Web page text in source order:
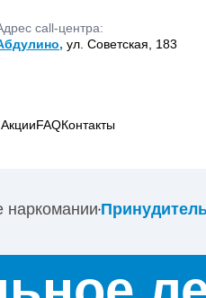
call-центра:
ул. Советская, 183
АкцииFAQКонтакты
наркомании